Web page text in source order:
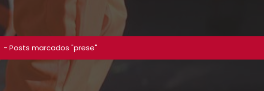
- Posts marcados "prese"